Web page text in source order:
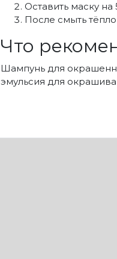
Оставить маску на
После смыть
Что
Шампунь для
эмульсия для